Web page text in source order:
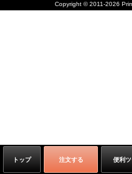
トップ 注文する 便利
Copyright ©2011-2026